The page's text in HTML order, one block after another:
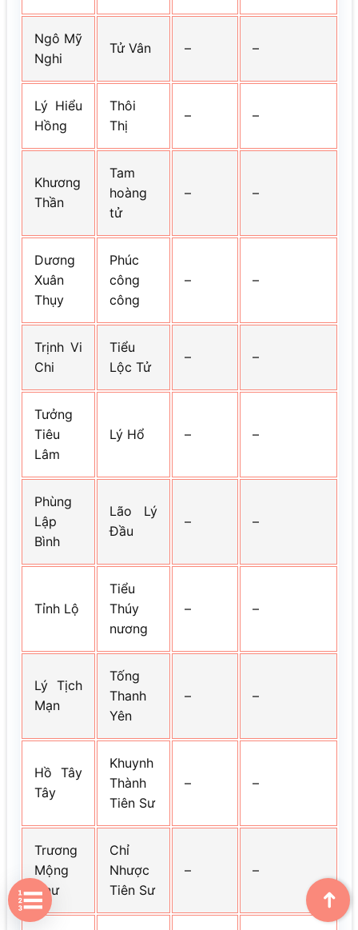
Ngô Mỹ
Nghi
Tử Vân – –
Lý Hiểu
Hồng
Thôi
Thị
– –
Khương
Thần
Tam
hoàng
tử
– –
Dương
Xuân
Thụy
Phúc
công
công
– –
Trịnh Vi
Chi
Tiểu
Lộc Tử
– –
Tưởng
Tiêu
Lâm
Lý Hổ – –
Phùng
Lập
Bình
Lão Lý
Đầu
– –
Tỉnh Lộ
Tiểu
Thúy
nương
– –
Lý Tịch
Mạn
Tống
Thanh
Yên
– –
Hồ Tây
Tây
Khuynh
Thành
Tiên Sư
– –
Trương
Mộng
Như
Chỉ
Nhược
Tiên Sư
– –
➜